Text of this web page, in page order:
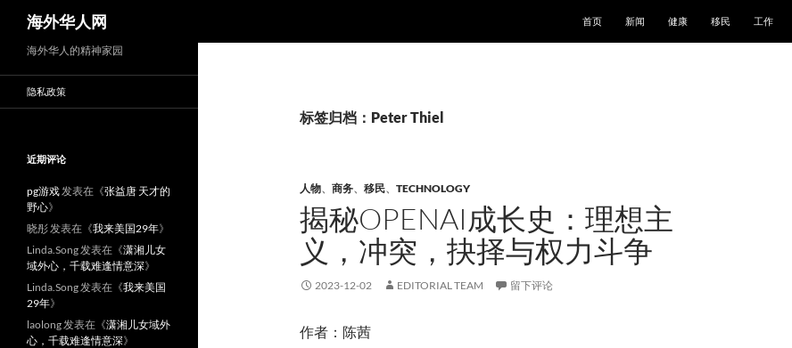
海外华人网
首页
新闻 健康 移民 工作
标签归档：Peter Thiel
人物、 商务、 移民、 TECHNOLOGY
揭秘OPENAI成长史：理想主
义，冲突，抉择与权力斗争
2023-12-02 EDITORIAL TEAM 留下评论
作者：陈茜
海外华人的精神家园
隐私政策
近期评论
pg游戏发表在《张益唐 天才的
野心》
晓彤发表在《我来美国29年》
Linda.Song发表在《潇湘儿女
域外心，千载难逢情意深》
Linda.Song发表在《我来美国
29年》
laolong发表在《潇湘儿女域外
心，千载难逢情意深》